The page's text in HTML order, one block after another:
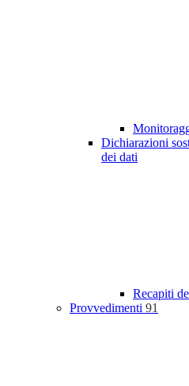
Dichiarazioni
dei dati
Recapiti
Provvedimenti 91